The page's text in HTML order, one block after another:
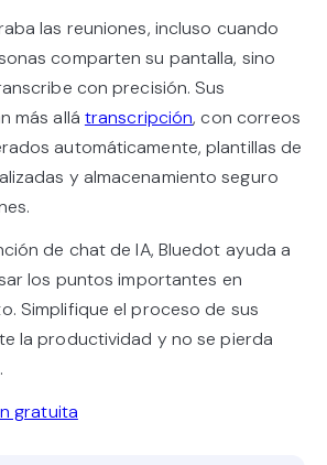
las reuniones, incluso cuando
comparten su pantalla, sino
con precisión. Sus
más allá transcripción, con correos
automáticamente, plantillas de
y almacenamiento seguro
de chat de IA, Bluedot ayuda a
los puntos importantes en
Simplifique el proceso de sus
la productividad y no se pierda
gratuita